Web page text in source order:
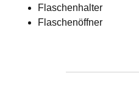
Flaschenhalter
Flaschenöffner